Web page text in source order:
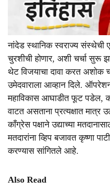
नांदेड स्थानिक स्वराज्य संस्थेची
चुरशीची होणार, अशी चर्चा सुरू
थेट विजयाचा दावा करत अशोक
उमेदवाराला आव्हान दिले.
महाविकास आघाडीत फूट पडेल,
वाटत असताना प्रत्यक्षात
काँग्रेस पक्षाने उद्याच्या
मतदारांना व्हिप बजावत कृष्णा
करण्यास सांगितले आहे.
Also Read